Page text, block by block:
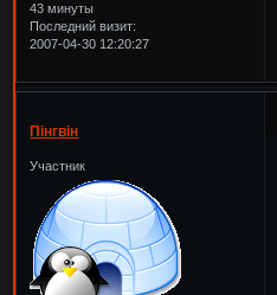
43 минуты
Последний визит:
2007-04-30 12:20:27
Пінгвін
Участник